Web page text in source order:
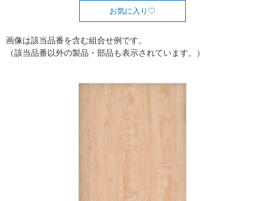
お気に入り
画像は該当品番を含む組合せ例です。
（該当品番以外の製品・部品も表示されています。）